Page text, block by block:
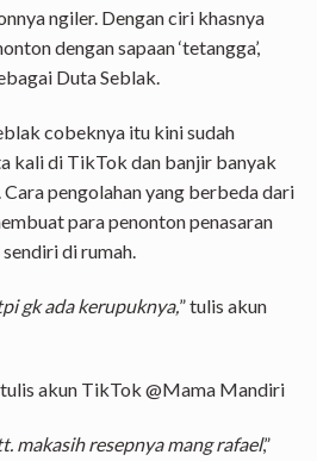
ngiler. Dengan ciri khasnya
dengan sapaan ‘tetangga’,
Duta Seblak.
cobeknya itu kini sudah
kali di TikTok dan banjir banyak
pengolahan yang berbeda dari
para penonton penasaran
di rumah.
gk ada kerupuknya,” tulis akun
tulis akun TikTok @Mama Mandiri
makasih resepnya mang rafael,”